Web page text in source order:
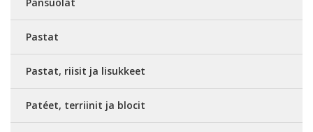
Pastat
Pastat, riisit ja lisukkeet
Patéet, terriinit ja blocit